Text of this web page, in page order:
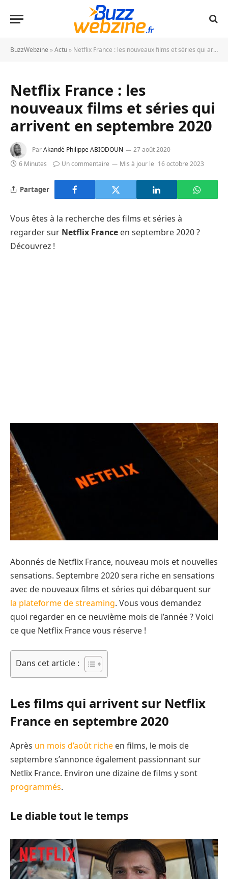
BuzzWebzine »Actu » Netflix France : les nouveaux films et séries qui arrivent en septembre 2020
Netflix France : les
nouveaux films et séries qui
arrivent en septembre 2020
ParAkandé Philippe ABIODOUN
27 août 2020
6 Minutes
Un commentaire Mis à jour le 16 octobre 2023
Partager
Vous êtes à la recherche des films et séries à
regarder sur Netflix France en septembre 2020 ?
Découvrez !
Abonnés de Netflix France, nouveau mois et nouvelles
sensations. Septembre 2020 sera riche en sensations
avec de nouveaux films et séries qui débarquent sur
la plateforme de streaming. Vous vous demandez
quoi regarder en ce neuvième mois de l’année ? Voici
ce que Netflix France vous réserve !
Dans cet article :
Les films qui arrivent sur Netflix
France en septembre 2020
Après un mois d’août riche en films, le mois de
septembre s’annonce également passionnant sur
Netlix France. Environ une dizaine de films y sont
programmés.
Le diable tout le temps